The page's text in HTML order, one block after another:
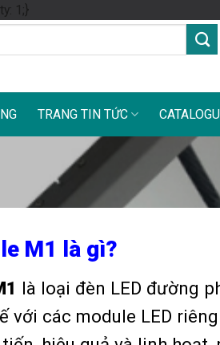
1;}Skip
to
TRANG TIN TỨC
M1 là gì?
là loại đèn LED đường
với các module LED